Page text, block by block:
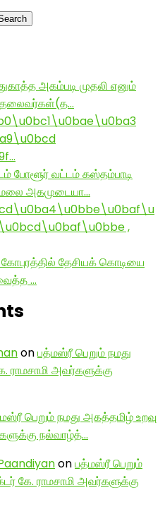
அகம்படி முதலி எனும்
தலைவர்கள்(த…
போளூர் வட்டம் கஸ்தம்பாடி
அகமுடையா…
,
தேசியக் கொடியை
வைத்த …
onபத்மஸ்ரீ பெறும் நமது
ராமசாமி அவர்களுக்கு
பெறும் நமது அகத்தமிழ் உறவு
நல்வாழ்த்…
onபத்மஸ்ரீ பெறும்
கே. ராமசாமி அவர்களுக்கு